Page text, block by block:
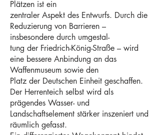
Plätzen ist ein
zentraler Aspekt des Entwurfs. Durch die
Reduzierung von Barrieren –
insbesondere durch umgestal-
tung der Friedrich-König-Straße – wird
eine bessere Anbindung an das
Waffenmuseum sowie den
Platz der Deutschen Einheit geschaffen.
Der Herrenteich selbst wird als
prägendes Wasser- und
Landschaftselement stärker inszeniert und
räumlich gefasst.